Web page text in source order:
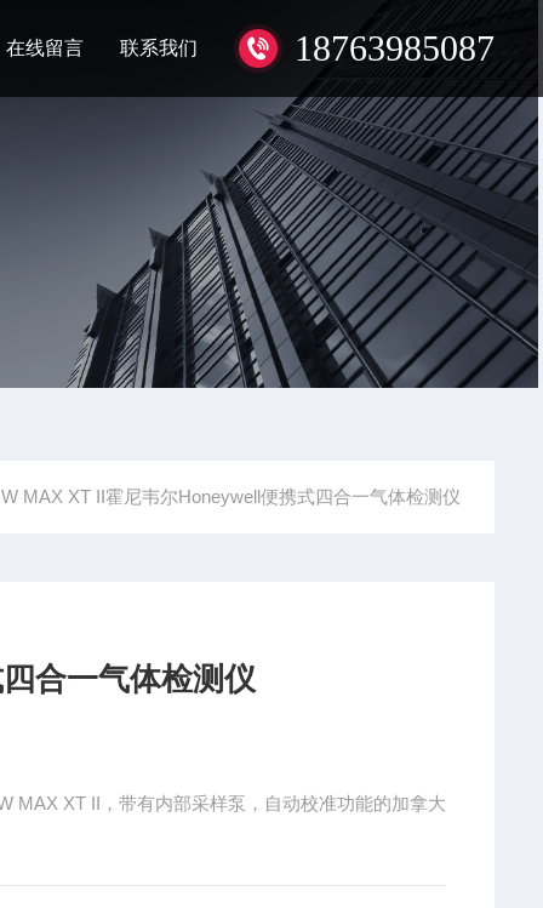
18763985087
在线留言 联系我们
MAX XT II霍尼韦尔Honeywell便携式四合一气体检测仪
合一气体检测仪
MAX XT II，带有内部采样泵，自动校准功能的加拿大